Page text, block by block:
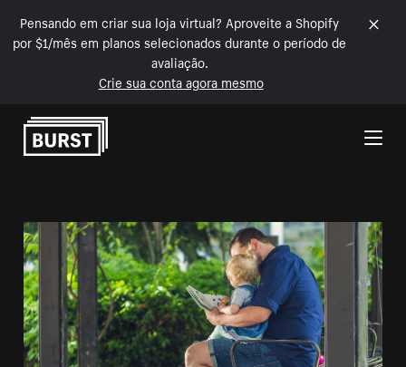
Pensando em criar sua loja virtual? Aproveite a Shopify
por $1/mês em planos selecionados durante o período de
avaliação.
Crie sua conta agora mesmo
Pular para o conteúdo